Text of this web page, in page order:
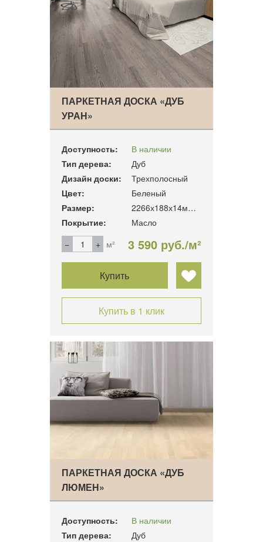
ПАРКЕТНАЯ ДОСКА «ДУБ
УРАН»
Доступность:
В наличии
Тип дерева:
Дуб
Дизайн доски:
Трехполосный
Цвет:
Беленый
Размер:
2266х188х14мм. 3.41м2/уп
Покрытие:
Масло
м²
3 590 руб./м²
Купить
Купить в 1 клик
ПАРКЕТНАЯ ДОСКА «ДУБ
ЛЮМЕН»
Доступность:
В наличии
Тип дерева:
Дуб